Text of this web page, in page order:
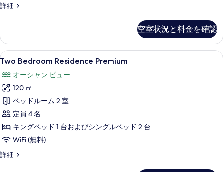
写
表
示
す
る
詳細
Two
詳
細
空室状況と料金を確認
Two
Bedroom
Residence
Premium
の
す
べ
て
の
Two Bedroom Residence Premium |
8
Two Bedroom Residence Premium
オーシャン ビュー
120 ㎡
ベッドルーム 2 室
定員 4 名
キングベッド 1 台およびシングルベッド 2 台
WiFi (無料)
詳細
Two